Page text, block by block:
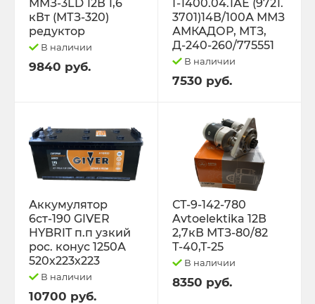
ММЗ-3LD 12В 1,6
кВт (МТЗ-320)
редуктор
В наличии
9840 руб.
Г-1400.04.1АЕ (9721.
3701)14В/100А ММЗ
АМКАДОР, МТЗ,
Д-240-260/775551
В наличии
7530 руб.
Аккумулятор
6ст-190 GIVER
HYBRIT п.п узкий
рос. конус 1250А
520х223х223
В наличии
10700 руб.
СТ-9-142-780
Avtoelektika 12В
2,7кВ МТЗ-80/82
Т-40,Т-25
В наличии
8350 руб.
Трактор МТЗ-82 Д-243 Д-245
Трактор Т-130,170
Трактор Т-25,Т-16 Т-30 Т-45 Т-2048
Трактор Т-40, ЛТЗ-55/60 (Д-144)
Трактор Т-70С
Трактор ЮМЗ-6
ТУРБОКОМПРЕССОРЫ